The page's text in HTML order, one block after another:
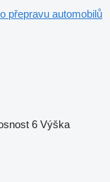
přepravu automobilů
6 Výška